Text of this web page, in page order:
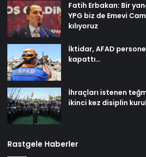
Fatih Erbakan: Bir
YPG biz de Emevi
kılıyoruz
İktidar, AFAD
kapattı…
İhraçları istenen
ikinci kez disiplin
Rastgele Haberler